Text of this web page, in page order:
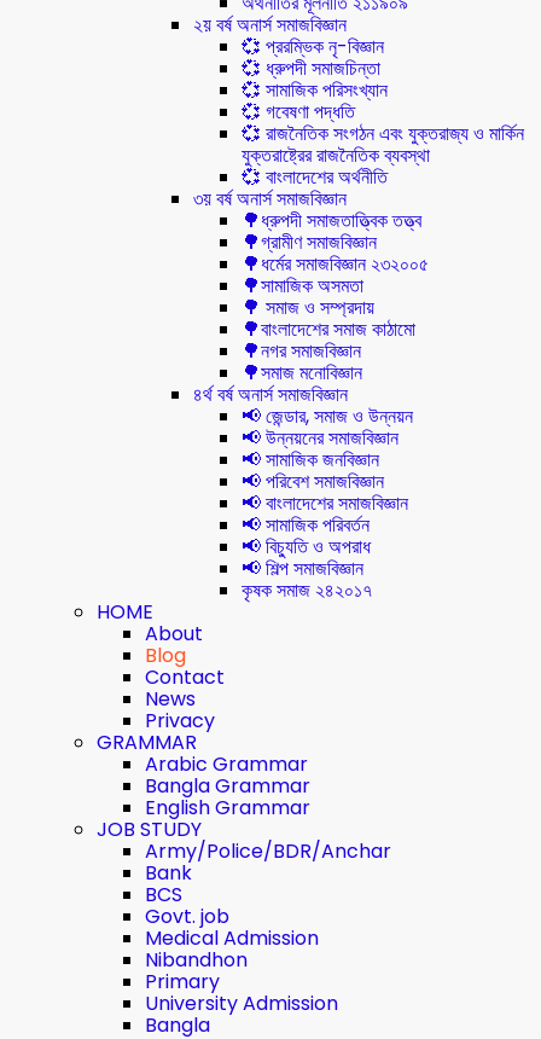
২য় বর্ষ অনার্স সমাজবিজ্ঞান
💞 প্ররম্ভিক নৃ-বিজ্ঞান
💞 ধ্রুপদী সমাজচিন্তা
💞 সামাজিক পরিসংখ্যান
💞 গবেষণা পদ্ধতি
💞 রাজনৈতিক সংগঠন এবং যুক্তরাজ্য ও মার্কিন
যুক্তরাষ্ট্রের রাজনৈতিক ব্যবস্থা
💞 বাংলাদেশের অর্থনীতি
৩য় বর্ষ অনার্স সমাজবিজ্ঞান
🌳ধ্রুপদী সমাজতাত্ত্বিক তত্ত্ব
🌳গ্রামীণ সমাজবিজ্ঞান
🌳ধর্মের সমাজবিজ্ঞান ২৩২০০৫
🌳সামাজিক অসমতা
🌳 সমাজ ও সম্প্রদায়
🌳বাংলাদেশের সমাজ কাঠামো
🌳নগর সমাজবিজ্ঞান
🌳সমাজ মনোবিজ্ঞান
৪র্থ বর্ষ অনার্স সমাজবিজ্ঞান
📢 জেন্ডার, সমাজ ও উন্নয়ন
📢 উন্নয়নের সমাজবিজ্ঞান
📢 সামাজিক জনবিজ্ঞান
📢 পরিবেশ সমাজবিজ্ঞান
📢 বাংলাদেশের সমাজবিজ্ঞান
📢 সামাজিক পরিবর্তন
📢 বিচ্যুতি ও অপরাধ
📢 শিল্প সমাজবিজ্ঞান
কৃষক সমাজ ২৪২০১৭
HOME
About
Blog
Contact
News
Privacy
GRAMMAR
Arabic Grammar
Bangla Grammar
English Grammar
JOB STUDY
Army/Police/BDR/Anchar
Bank
BCS
Govt. job
Medical Admission
Nibandhon
Primary
University Admission
Bangla